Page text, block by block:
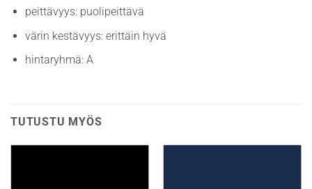
peittävyys: puolipeittävä
värin kestävyys: erittäin hyvä
hintaryhmä: A
TUTUSTU MYÖS